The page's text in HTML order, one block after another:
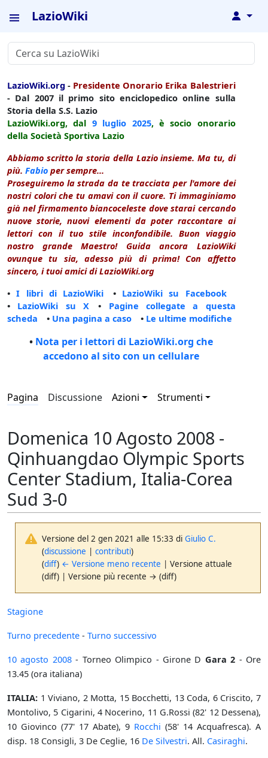
LazioWiki ↓
LazioWiki.org - Presidente Onorario Erika Balestrieri
- Dal 2007 il primo sito enciclopedico online sulla
Storia della S.S. Lazio
LazioWiki.org, dal 9 luglio 2025, è socio onorario
della Società Sportiva Lazio
Abbiamo scritto la storia della Lazio insieme. Ma tu, di
più. Fabio per sempre...
Proseguiremo la strada da te tracciata per l'amore dei
nostri colori che tu amavi con il cuore. Ti immaginiamo
già nel firmamento biancoceleste dove starai cercando
nuove storie, nuovi elementi da poter raccontare ai
lettori con il tuo stile inconfondibile. Buon viaggio
nostro grande Maestro! Guida ancora LazioWiki
ovunque tu sia, adesso più di prima! Con affetto
sincero, i tuoi amici di LazioWiki.org
•I libri di LazioWiki • LazioWiki su Facebook
• LazioWiki su X • Pagine collegate a questa
scheda • Una pagina a caso • Le ultime modifiche
• Nota per i lettori di LazioWiki.org che
accedono al sito con un cellulare
Pagina Discussione Azioni Strumenti
Domenica 10 Agosto 2008 -
Qinhuangdao Olympic Sports
Center Stadium, Italia-Corea
Sud 3-0
Versione del 2 gen 2021 alle 15:33 diGiulio C.
(discussione |contributi)
(diff) ← Versione meno recente | Versione attuale
(diff) | Versione più recente → (diff)
Stagione
Turno precedente - Turno successivo
10 agosto 2008- Torneo Olimpico - Girone D Gara 2 - Ore
13.45 (ora italiana)
ITALIA: 1 Viviano, 2 Motta, 15 Bocchetti, 13 Coda, 6 Criscito, 7
Montolivo, 5 Cigarini, 4 Nocerino, 11 G.Rossi (82' 12 Dessena),
10 Giovinco (77' 17 Abate), 9 Rocchi (58' 14 Acquafresca). A
disp. 18 Consigli, 3 De Ceglie, 16 De Silvestri. All. Casiraghi.